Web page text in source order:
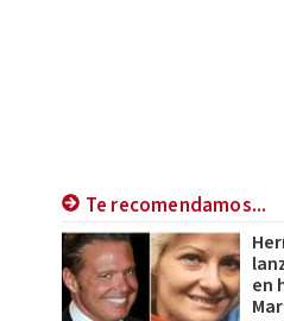
Te recomendamos...
en